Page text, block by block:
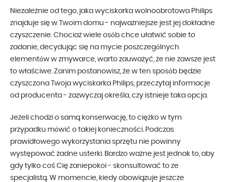
Niezależnie od tego, jaka wyciskarka wolnoobrotowa Philips
znajduje się w Twoim domu - najważniejsze jest jej dokładne
czyszczenie. Chociaż wiele osób chce ułatwić sobie to
zadanie, decydując się na mycie poszczególnych
elementów w zmywarce, warto zauważyć, że nie zawsze jest
to właściwe. Zanim postanowisz, że w ten sposób będzie
czyszczona Twoja wyciskarka Philips, przeczytaj informacje
od producenta - zazwyczaj określa, czy istnieje taka opcja.
Jeżeli chodzi o samą konserwację, to ciężko w tym
przypadku mówić o takiej konieczności. Podczas
prawidłowego wykorzystania sprzętu nie powinny
występować żadne usterki. Bardzo ważne jest jednak to, aby
gdy tylko coś Cię zaniepokoi - skonsultować to ze
specjalistą. W momencie, kiedy obowiązuje jeszcze